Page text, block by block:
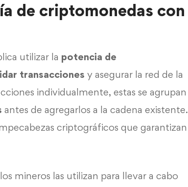
de criptomonedas con
utilizar la potencia de
transacciones y asegurar la red de la
individualmente, estas se agrupan
antes de agregarlos a la cadena existente.
criptográficos que garantizan
mineros las utilizan para llevar a cabo